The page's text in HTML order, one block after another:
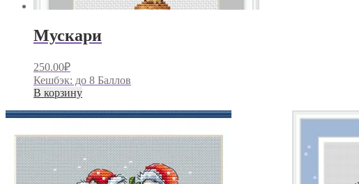
Мускари
250.00₽
Кешбэк: до 8 Баллов
В корзину